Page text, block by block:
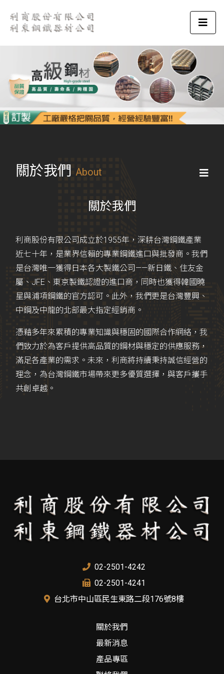
關於我們 About
關於我們
利商股份有限公司成立於1955年，深耕台灣鋼鐵產業
近七十年，是業界信賴的專業鋼鐵進口與批發商。我們
是台灣唯一獲得日本各大製鐵公司——新日鐵、住友金
屬、JFE、東京製鐵認證的進口商，同時也獲得韓國曉
星與浦項鋼鐵的官方認可。此外，我們更是台灣豐興、
中鋼及中龍的北部最大指定經銷商。
憑藉多年來累積的專業知識與穩固的國際合作網絡，我
們致力於為客戶提供高品質的鋼材與穩定的供應服務，
滿足各產業的需求。未來，利商將持續秉持誠信經營的
理念，為台灣鋼鐵市場帶來更多優質選擇，與客戶攜手
共創卓越。
02-2501-4242
02-2501-4241
台北市中山區民生東路二段176號8樓
關於我們
最新消息
產品專區